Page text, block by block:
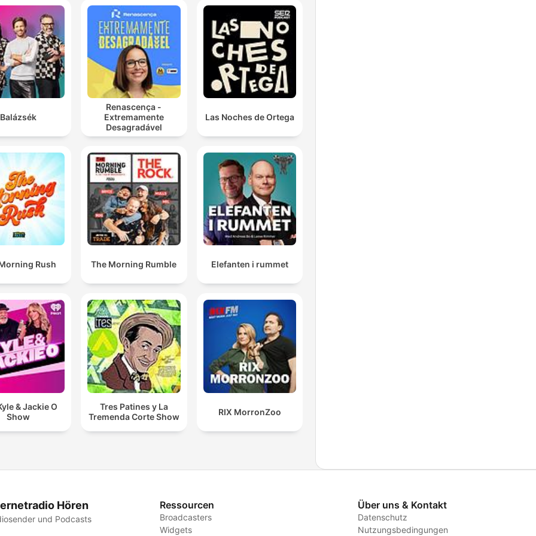
Balázsék
Renascença -
Extremamente
Desagradável
Las Noches de Ortega
Rush The Morning Rumble Elefanten i rummet
& Jackie O
Show
Tres Patines y La
Tremenda Corte Show
RIX MorronZoo
Hören
und Podcasts
Ressourcen
Broadcasters
Widgets
Über uns & Kontakt
Datenschutz
Nutzungsbedingungen